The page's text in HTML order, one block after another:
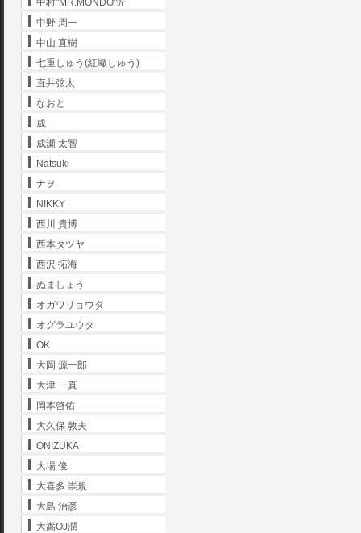
中村"MR.MONDO"匠
中野 周一
中山 直樹
七重しゅう(紅蠍しゅう)
直井弦太
なおと
成
成瀬 太智
Natsuki
ナヲ
NIKKY
西川 貴博
西本タツヤ
西沢 拓海
ぬましょう
オガワリョウタ
オグラユウタ
OK
大岡 源一郎
大津 一真
岡本啓佑
大久保 敦夫
ONIZUKA
大場 俊
大喜多 崇規
大島 治彦
大嵩OJ潤